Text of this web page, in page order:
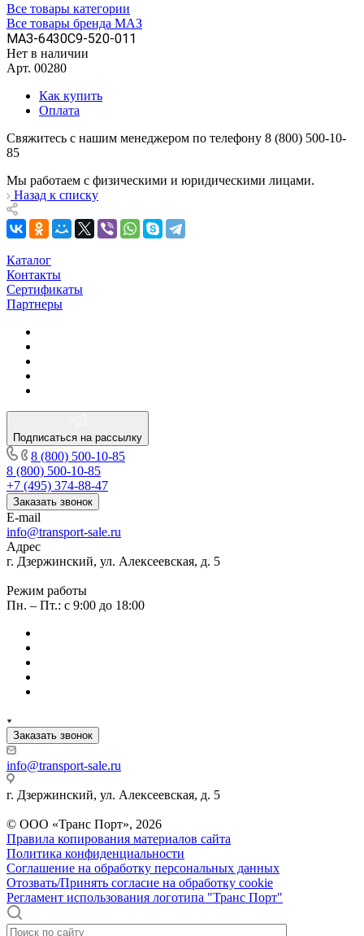
Все товары категории
Все товары бренда МАЗ
МАЗ-6430С9-520-011
Нет в наличии
Арт. 00280
Как купить
Оплата
Свяжитесь с нашим менеджером по телефону 8 (800) 500-10-
85
Мы работаем с физическими и юридическими лицами.
Назад к списку
Каталог
Контакты
Сертификаты
Партнеры
Подписаться на рассылку
8 (800) 500-10-85
8 (800) 500-10-85
+7 (495) 374-88-47
Заказать звонок
E-mail
info@transport-sale.ru
Адрес
г. Дзержинский, ул. Алексеевская, д. 5
Режим работы
Пн. – Пт.: с 9:00 до 18:00
Заказать звонок
info@transport-sale.ru
г. Дзержинский, ул. Алексеевская, д. 5
© ООО «Транс Порт», 2026
Правила копирования материалов сайта
Политика конфиденциальности
Соглашение на обработку персональных данных
Отозвать/Принять согласие на обработку cookie
Регламент использования логотипа "Транс Порт"